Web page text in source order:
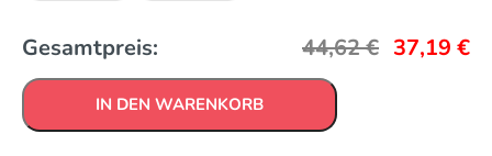
Gesamtpreis: 44,62€ 37,19 €
IN DEN WARENKORB